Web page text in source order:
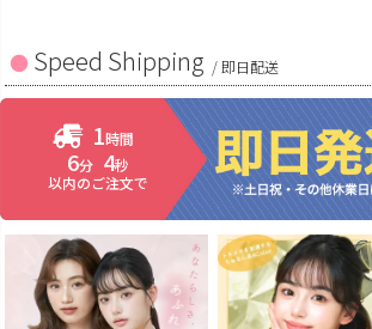
Speed Shipping / 即日配送
1時間
6分 2秒
以内のご注文で